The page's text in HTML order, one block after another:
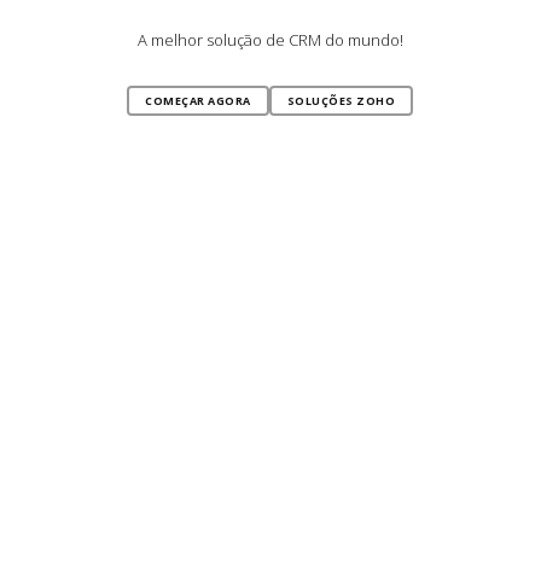
A melhor solução de CRM do mundo!
COMEÇAR AGORA SOLUÇÕES ZOHO